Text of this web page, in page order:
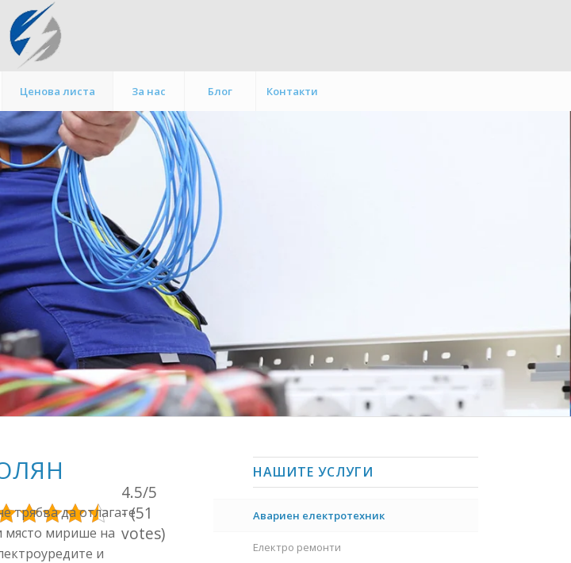
Ценова листа За нас Блог Контакти
трябва да отлагате
място мирише на
и
4.5/5
- (51
votes)
НАШИТЕ УСЛУГИ
Авариен електротехник
Електро ремонти